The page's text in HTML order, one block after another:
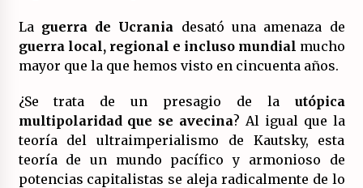
La guerra de Ucrania desató una amenaza de
guerra local, regional e incluso mundial mucho
mayor que la que hemos visto en cincuenta años.
¿Se trata de un presagio de la utópica
multipolaridad que se avecina? Al igual que la
teoría del ultraimperialismo de Kautsky, esta
teoría de un mundo pacífico y armonioso de
potencias capitalistas se aleja radicalmente de lo